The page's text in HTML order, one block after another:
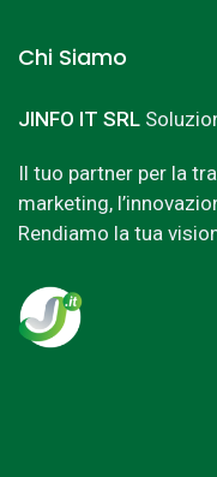
Chi Siamo
JINFO IT SRL
Il tuo partner per la
marketing,
Rendiamo la tua